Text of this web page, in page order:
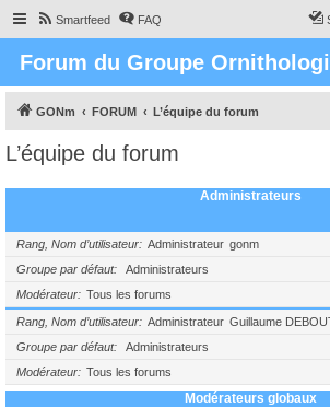
Smartfeed FAQ
Forum du Groupe
GONm FORUM L’équipe du forum
L’équipe du forum
Administrateurs
Rang, Nom d’utilisateur Administrateur gonm
Groupe par défaut
Administrateurs
Modérateur
Tous les forums
Rang, Nom d’utilisateur Administrateur Guillaume
Groupe par défaut
Administrateurs
Modérateur
Tous les forums
Modérateurs globaux